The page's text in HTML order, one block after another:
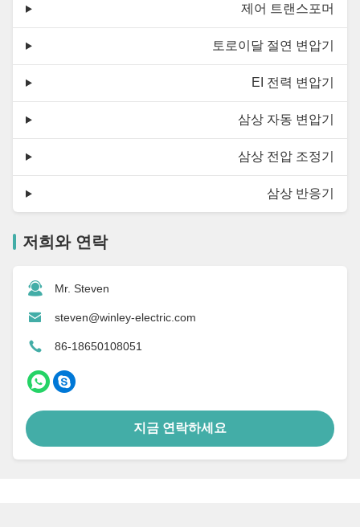
제어 트랜스포머
토로이달 절연 변압기
EI 전력 변압기
삼상 자동 변압기
삼상 전압 조정기
삼상 반응기
저희와 연락
Mr. Steven
steven@winley-electric.com
86-18650108051
지금 연락하세요